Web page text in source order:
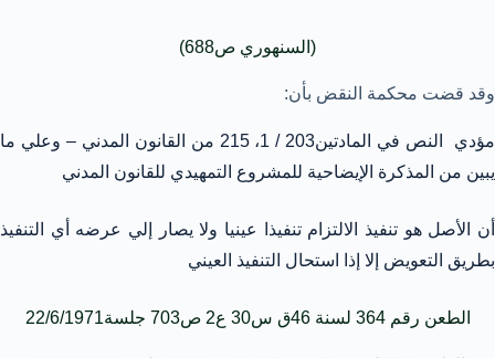
(السنهوري ص688)
وقد قضت محكمة النقض بأن:
مؤدي النص في المادتين203 / 1، 215 من القانون المدني – وعلي ما
يبين من المذكرة الإيضاحية للمشروع التمهيدي للقانون المدني
أن الأصل هو تنفيذ الالتزام تنفيذا عينيا ولا يصار إلي عرضه أي التنفيذ
بطريق التعويض إلا إذا استحال التنفيذ العيني
الطعن رقم 364 لسنة 46ق س30 ع2 ص703 جلسة22/6/1971